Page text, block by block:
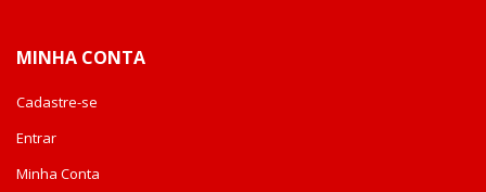
MINHA CONTA
Cadastre-se
Entrar
Minha Conta